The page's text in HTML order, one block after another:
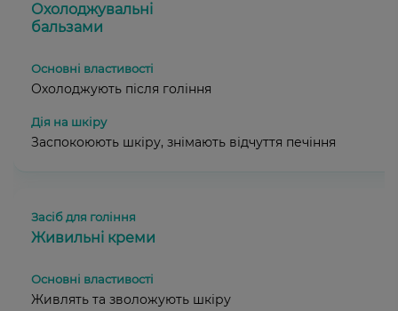
Охолоджувальні
бальзами
Охолоджують після гоління
Заспокоюють шкіру, знімають відчуття печіння
Живильні креми
Живлять та зволожують шкіру